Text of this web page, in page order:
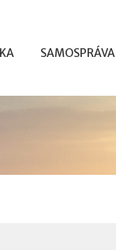
SAMOSPRÁVA